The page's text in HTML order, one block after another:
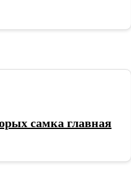
самка главная